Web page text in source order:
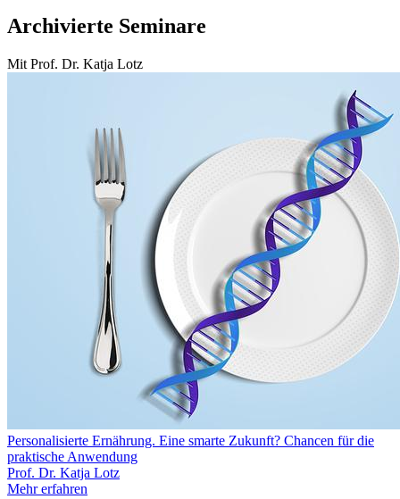
Archivierte Seminare
Mit Prof. Dr. Katja Lotz
Personalisierte Ernährung. Eine smarte Zukunft? Chancen für die
praktische Anwendung
Prof. Dr. Katja Lotz
Mehr erfahren